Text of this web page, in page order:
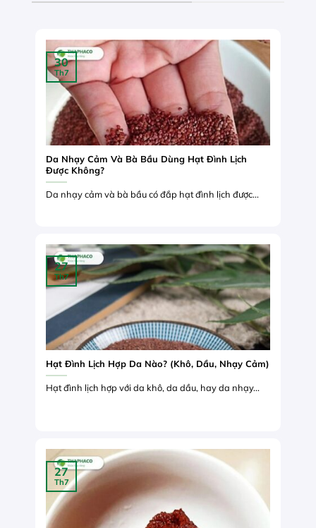
Da Nhạy Cảm Và Bà Bầu Dùng Hạt Đình Lịch
Được Không?
Da nhạy cảm và bà bầu có đắp hạt đình lịch được...
30
Th7
Hạt Đình Lịch Hợp Da Nào? (Khô, Dầu, Nhạy Cảm)
Hạt đình lịch hợp với da khô, da dầu, hay da nhạy...
27
Th7
27
Th7